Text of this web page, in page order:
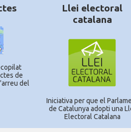
de
del
Llei electoral
catalana
Iniciativa per que el
de Catalunya adopti una
Electoral Catalana